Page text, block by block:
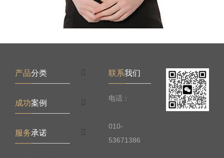
产品分类
成功案例
服务承诺
联系我们
电话：
010-
53671386